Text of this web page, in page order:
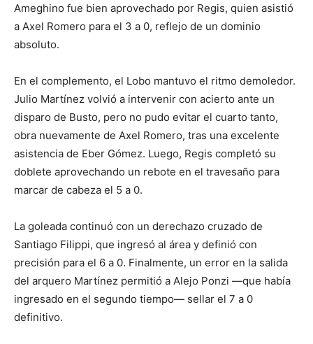
Ameghino fue bien aprovechado por Regis, quien asistió
a Axel Romero para el 3 a 0, reflejo de un dominio
absoluto.
En el complemento, el Lobo mantuvo el ritmo demoledor.
Julio Martínez volvió a intervenir con acierto ante un
disparo de Busto, pero no pudo evitar el cuarto tanto,
obra nuevamente de Axel Romero, tras una excelente
asistencia de Eber Gómez. Luego, Regis completó su
doblete aprovechando un rebote en el travesaño para
marcar de cabeza el 5 a 0.
La goleada continuó con un derechazo cruzado de
Santiago Filippi, que ingresó al área y definió con
precisión para el 6 a 0. Finalmente, un error en la salida
del arquero Martínez permitió a Alejo Ponzi —que había
ingresado en el segundo tiempo— sellar el 7 a 0
definitivo.